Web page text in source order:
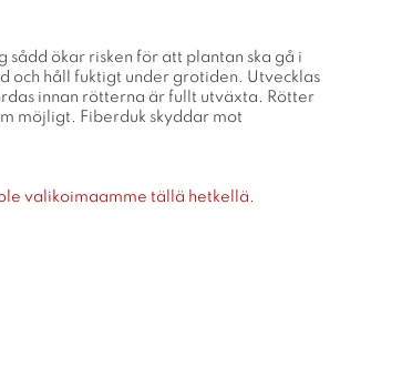
sådd ökar risken för att plantan ska gå i
och håll fuktigt under grotiden. Utvecklas
innan rötterna är fullt utväxta. Rötter
möjligt. Fiberduk skyddar mot
valikoimaamme tällä hetkellä.